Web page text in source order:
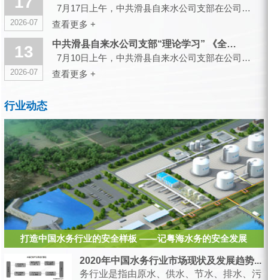
2026-07
7月17日上午，中共滑县自来水公司支部在公司大会议室召开会议，组织开展“理论学习”...
查看更多 +
13
2026-07
中共滑县自来水公司支部“理论学习” 《全省树立和践行正确政绩...
7月10日上午，中共滑县自来水公司支部在公司大会议室召开会议，组织开展“理论学习”...
查看更多 +
行业动态
打造中国水务行业的安全样板 ——记粤海水务的安全发展
2020年中国水务行业市场现状及发展趋势...
务行业是指由原水、供水、节水、排水、污